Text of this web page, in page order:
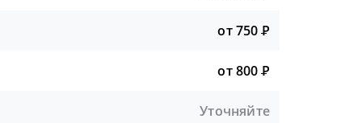
от 750Р
от 800Р
Уточняйте